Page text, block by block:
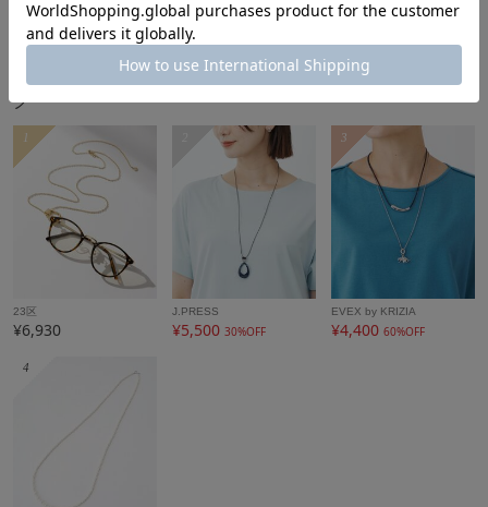
もっと見る
レディースネックレス・ペンダント・チョーカーランキン
グ
1
23区
¥6,930
J.PRESS
¥5,500 30%OFF
3
EVEX by KRIZIA
¥4,40060%OFF
4